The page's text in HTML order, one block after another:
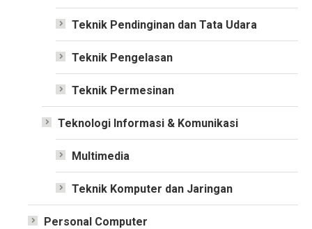
Teknik Pendinginan dan Tata Udara
Teknik Pengelasan
Teknik Permesinan
Teknologi Informasi & Komunikasi
Multimedia
Teknik Komputer dan Jaringan
Personal Computer